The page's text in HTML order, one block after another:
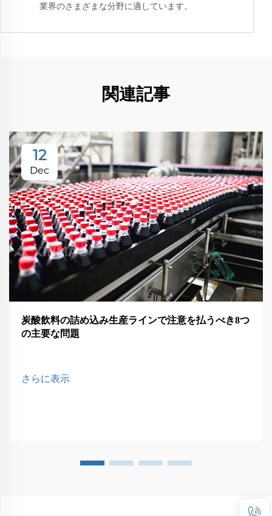
業界のさまざまな分野に適しています。
関連記事
12
Dec
炭酸飲料の詰め込み生産ラインで注意を払うべき8つ
の主要な問題
さらに表示